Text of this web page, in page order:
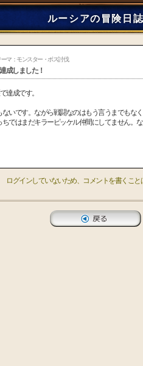
ルーシアの冒険日誌
ーマ：モンスター・ボス討伐
成しました！
達成です。
いです。ながら戦闘なのはもう言うまでもな
ちではまだキラーピッケル仲間にしてません。
ログインしていないため、コメントを書くこと